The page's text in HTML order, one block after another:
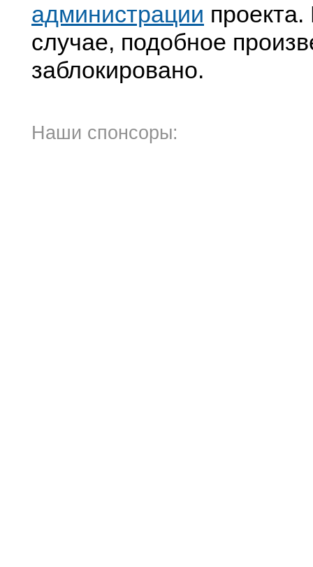
администрации
случае, подобное
заблокировано.
Наши спонсоры: